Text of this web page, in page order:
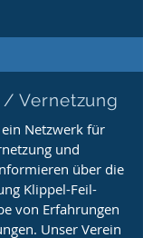
Vernetzung
Netzwerk für
und
über die
Klippel-Feil-
von Erfahrungen
Unser Verein